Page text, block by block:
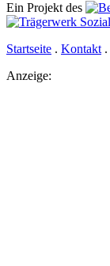
Ein Projekt des
Startseite . Kontakt .
Anzeige: